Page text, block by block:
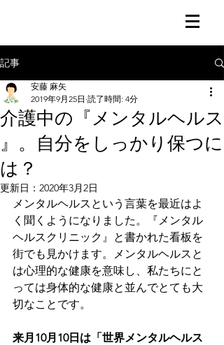
記事
介護中の『メンタルヘルス
』。自分をしっかり保つに
は？
安藤 麻矢
2019年9月25日 読了時間: 4分
更新日： 2020年3月2日
メンタルヘルスという言葉を最近はよ
く聞くようになりました。『メンタル
ヘルスクリニック』と書かれた看板を
街でも見かけます。メンタルヘルスと
は心理的な健康を意味し、私たちにと
っては身体的な健康と並んでとても大
切なことです。
来月10月10日は「世界メンタルヘルス